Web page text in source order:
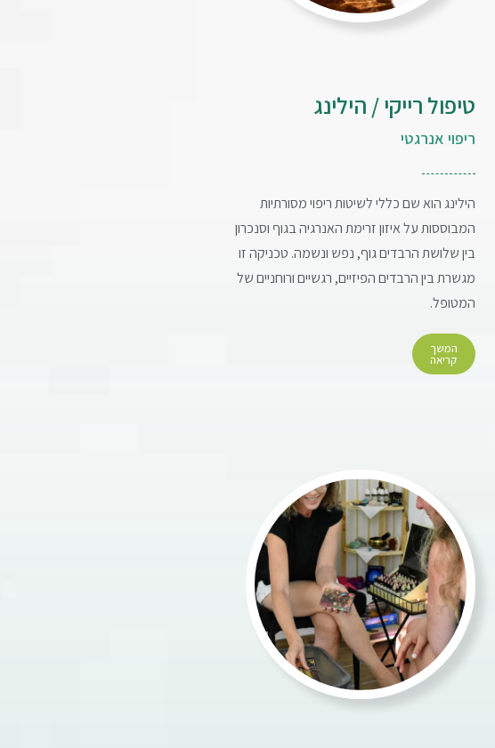
טיפול רייקי / הילינג
ריפוי אנרגטי
הילינג הוא שם כללי לשיטות ריפוי מסורתיות
המבוססות על איזון זרימת האנרגיה בגוף וסנכרון
בין שלושת הרבדים גוף, נפש ונשמה. טכניקה זו
מגשרת בין הרבדים הפיזיים, רגשיים ורוחניים של
המטופל.
המשך
קריאה